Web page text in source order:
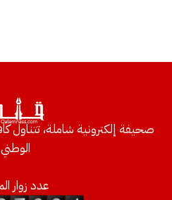
صحيفة إلكترونية شاملة، تتناول
عدد زوار